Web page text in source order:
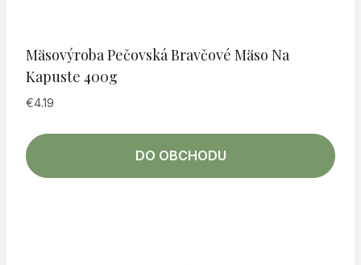
Mäsovýroba Pečovská Bravčové Mäso Na
Kapuste 400g
€4.19
DO OBCHODU